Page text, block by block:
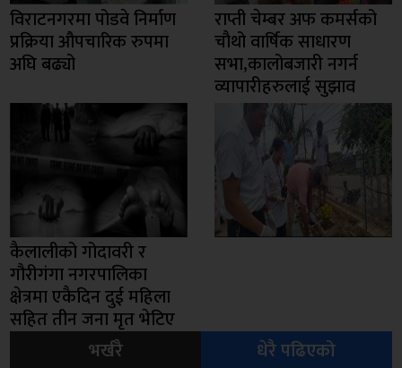
विराटनगरमा पोडवे निर्माण
प्रक्रिया औपचारिक रुपमा
अघि बढ्यो
राप्ती चेम्बर अफ कमर्सको
चाैथो वार्षिक साधारण
सभा,कालोबजारी नगर्न
व्यापारीहरुलाई सुझाव
कैलालीको गोदावरी र
गौरीगंगा नगरपालिका
क्षेत्रमा एकैदिन दुई महिला
सहित तीन जना मृत भेटिए
भर्खरै
धेरै पढिएको